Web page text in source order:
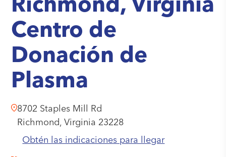
Richmond, Virginia
Centro de
Donación de
Plasma
8702 Staples Mill Rd
Richmond,Virginia 23228
Obtén las indicaciones para llegar